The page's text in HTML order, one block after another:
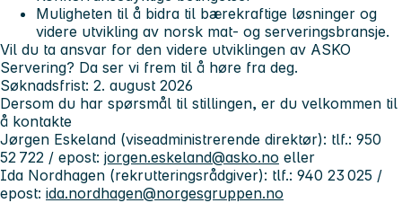
Muligheten til å bidra til bærekraftige løsninger og
videre utvikling av norsk mat- og serveringsbransje.
Vil du ta ansvar for den videre utviklingen av ASKO
Servering? Da ser vi frem til å høre fra deg.
Søknadsfrist: 2. august 2026
Dersom du har spørsmål til stillingen, er du velkommen til
å kontakte
Jørgen Eskeland (viseadministrerende direktør): tlf.: 950
52 722 / epost: jorgen.eskeland@asko.no eller
Ida Nordhagen (rekrutteringsrådgiver): tlf.: 940 23 025 /
epost: ida.nordhagen@norgesgruppen.no